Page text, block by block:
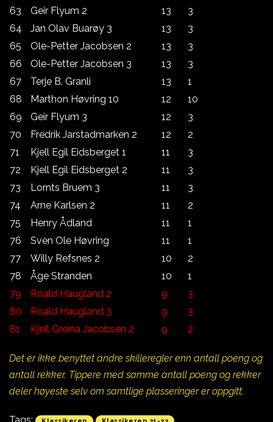
63
Geir Flyum 2 13
3
64
Jan Olav Buarøy 3 13
3
65
Ole-Petter Jacobsen 2 13
3
66
Ole-Petter Jacobsen 3 13
3
67
Terje B. Granli 13
1
68
Marthon Høvring 10 12
10
69
Geir Flyum 3 12
3
70
Fredrik Jarstadmarken 2 12
2
71
Kjell Egil Eidsberget 1 11
3
72
Kjell Egil Eidsberget 2 11
3
73
Lornts Bruem 3 11
3
74
Arne Karlsen 2 11
2
75
Henry Ådland 11
1
76
Sven Ole Høvring 11
1
77
Willy Refsnes 2 10
2
78
Åge Stranden 10
1
79
Roald Haugland 2 9
3
80
Roald Haugland 3 9
3
81
Kjell Greina Jacobsen 2 9 2
Det er ikke benyttet andre skilleregler enn antall poeng og
antall rekker. Tippere med samme antall poeng og rekker
deler høyeste selv om samtlige plasseringer er oppgitt.